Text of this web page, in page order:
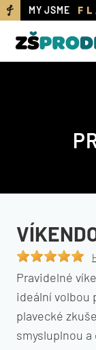
MY JSME
Pravidelné
ideální volbou
plavecké
smysluplnou